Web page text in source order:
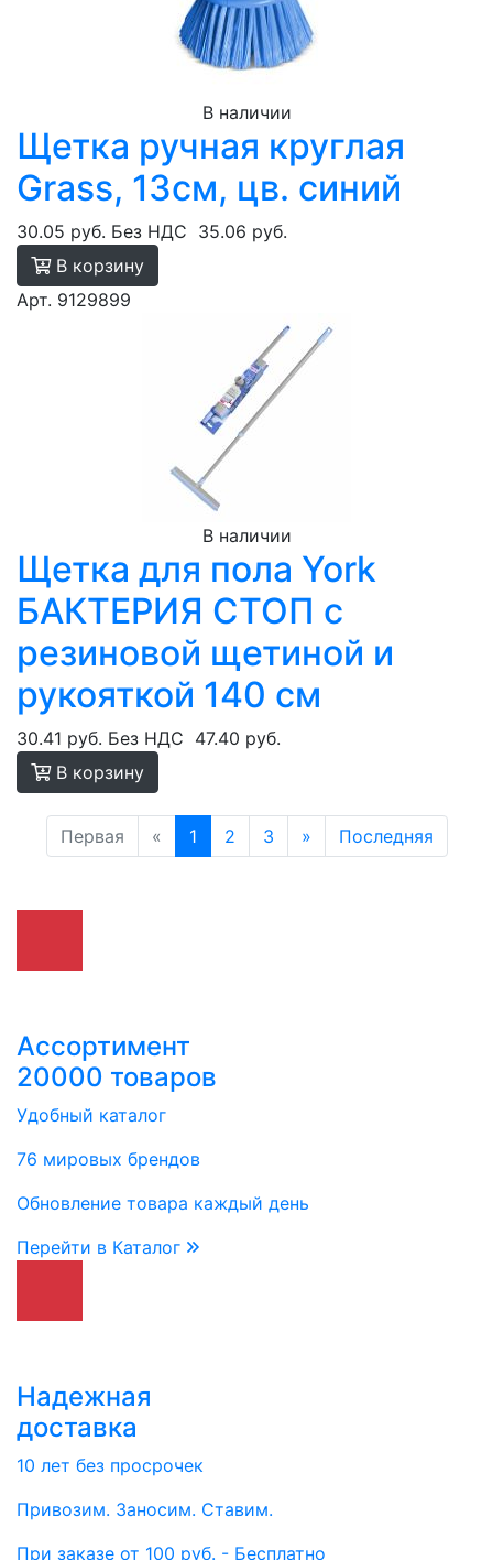
В наличии
Щетка ручная круглая
Grass, 13см, цв. синий
30.05 руб. Без НДС 35.06 руб.
В корзину
Арт. 9129899
В наличии
Щетка для пола York
БАКТЕРИЯ СТОП с
резиновой щетиной и
рукояткой 140 см
30.41 руб. Без НДС 47.40 руб.
В корзину
Первая « 1 2 3 » Последняя
Ассортимент
20000 товаров
Удобный каталог
76 мировых брендов
Обновление товара каждый день
Перейти в Каталог
Надежная
доставка
10 лет без просрочек
Привозим. Заносим. Ставим.
При заказе от 100 руб. - Бесплатно